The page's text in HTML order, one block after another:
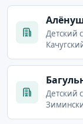
Детский
Детский